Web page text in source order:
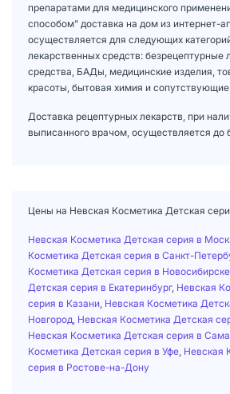
препаратами для медицинского
способом" доставка на дом из интернет-
осуществляется для следующих
лекарственных средств: безрецептурные
средства, БАДы, медицинские изделия,
красоты, бытовая химия и
Доставка рецептурных лекарств, при
выписанного врачом, осуществляется
Цены на Невская Косметика Детская
Невская Косметика Детская серия в
Косметика Детская серия в Санкт-
Косметика Детская серия в Новосибирске
Детская серия в Екатеринбург, Невская
серия в Казани Невская Косметика
Новгород Невская Косметика Детская
Невская Косметика Детская серия в
Косметика Детская серия в Уфе Невская
серия в Ростове-на-Дону